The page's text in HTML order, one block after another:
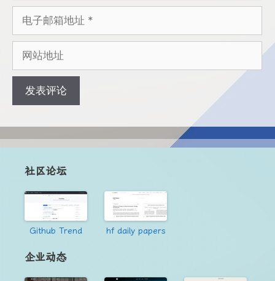
邮
地
地
社区论坛
Github Trend hf daily papers
企业动态